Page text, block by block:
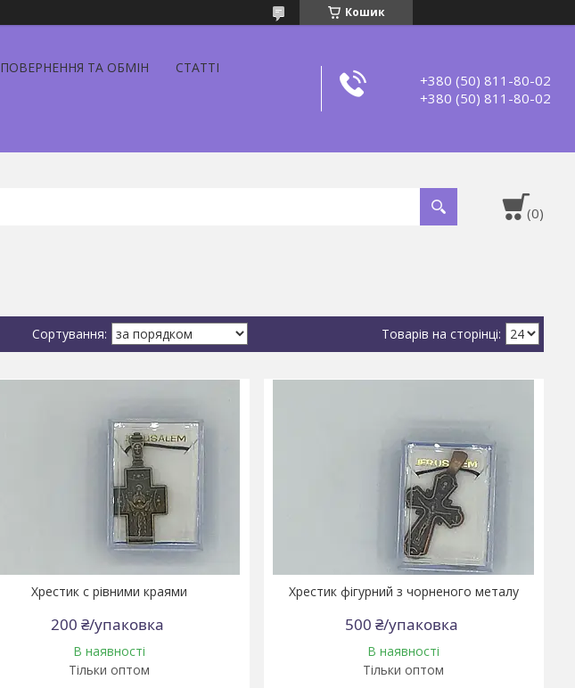
Кошик
ПОВЕРНЕННЯ ТА ОБМІН СТАТТІ
+380 (50) 811-80-02
+380 (50) 811-80-02
Хрестик с рівними краями
200 ₴/упаковка
В наявності
Тільки оптом
Хрестик фігурний з чорненого металу
500 ₴/упаковка
В наявності
Тільки оптом